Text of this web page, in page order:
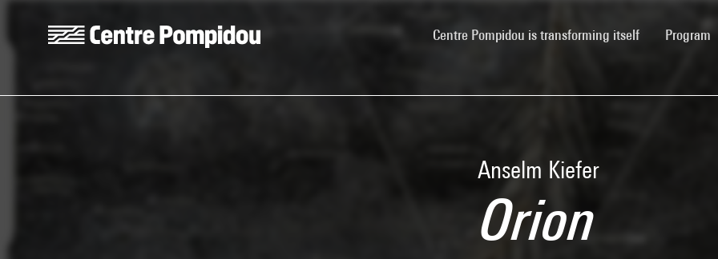
Centre Pompidou is transforming itself(current)Program
Anselm Kiefer
Orion